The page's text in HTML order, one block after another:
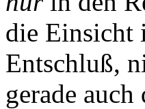
die Einsicht
Entschluß,
gerade auch